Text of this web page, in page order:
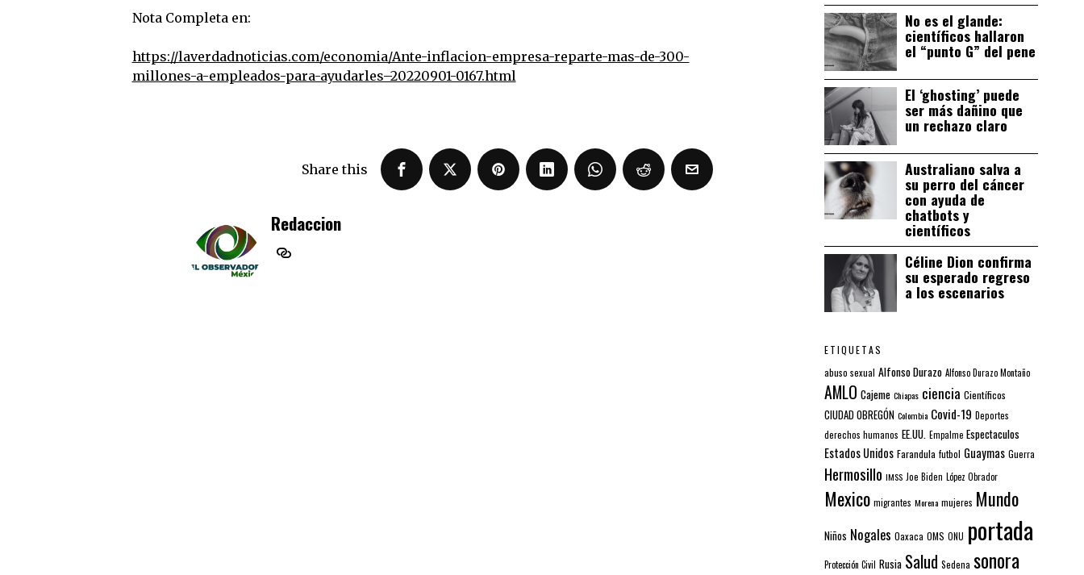
Nota Completa en:
https://laverdadnoticias.com/economia/Ante-inflacion-empresa-reparte-mas-de-300-
millones-a-empleados-para-ayudarles–20220901-0167.html
Share this
Redaccion
No es el glande:
científicos hallaron
el “punto G” del pene
El ‘ghosting’ puede
ser más dañino que
un rechazo claro
Australiano salva a
su perro del cáncer
con ayuda de
chatbots y
científicos
Céline Dion confirma
su esperado regreso
a los escenarios
ETIQUETAS
abuso sexual Alfonso Durazo Alfonso Durazo Montaño
AMLO Cajeme Chiapas ciencia Científicos
CIUDAD OBREGÓN Colombia Covid-19 Deportes
derechos humanos EE.UU. Empalme Espectaculos
Estados Unidos Farandula futbol Guaymas Guerra
Hermosillo IMSS Joe Biden López Obrador
Mexico migrantes Morena mujeres Mundo
Niños Nogales Oaxaca OMS ONU portada
Protección Civil Rusia Salud Sedena sonora